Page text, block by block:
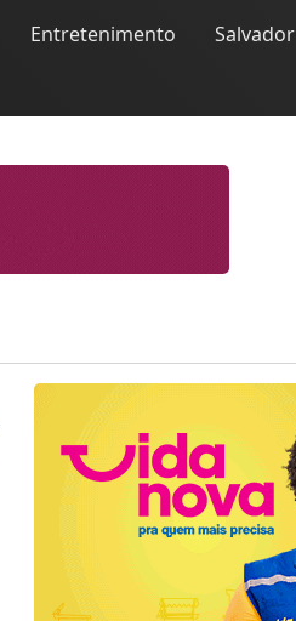
Entretenimento Salvador